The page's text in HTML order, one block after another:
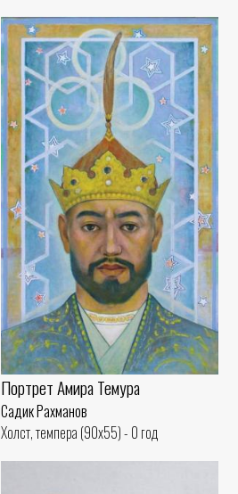
Портрет Амира Темура
Садик Рахманов
Холст, темпера (90x55) - 0 год